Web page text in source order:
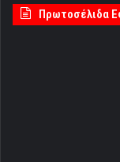
Πρωτοσέλιδα